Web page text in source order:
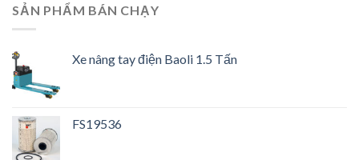
SẢN PHẨM BÁN CHẠY
Xe nâng tay điện Baoli 1.5 Tấn
FS19536